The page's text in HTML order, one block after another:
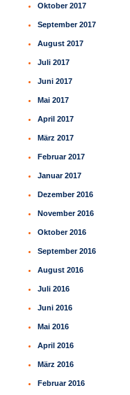
Oktober 2017
September 2017
August 2017
Juli 2017
Juni 2017
Mai 2017
April 2017
März 2017
Februar 2017
Januar 2017
Dezember 2016
November 2016
Oktober 2016
September 2016
August 2016
Juli 2016
Juni 2016
Mai 2016
April 2016
März 2016
Februar 2016